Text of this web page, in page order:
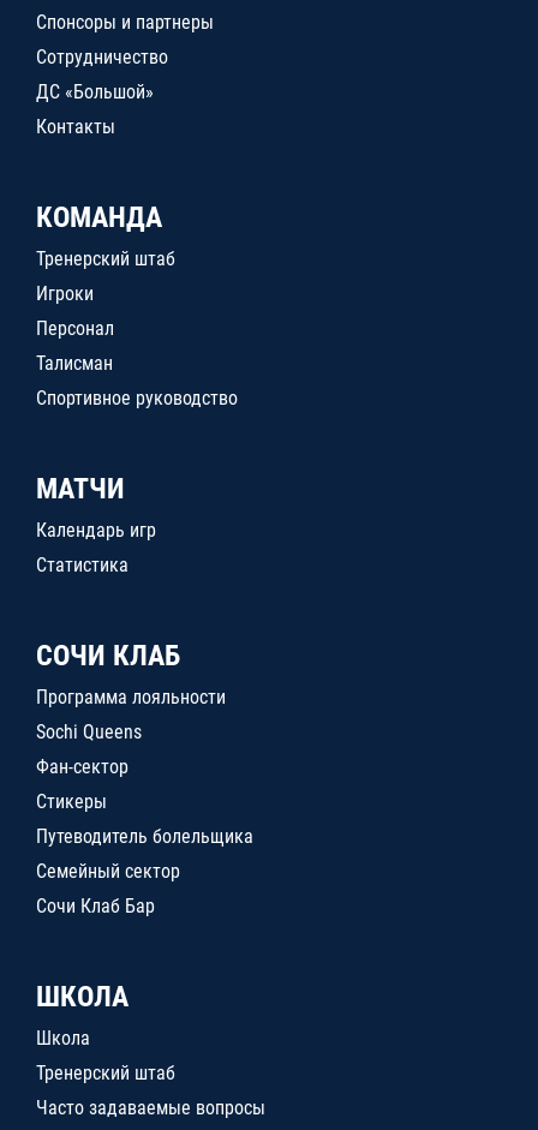
Спонсоры и партнеры
Сотрудничество
ДС «Большой»
Контакты
КОМАНДА
Тренерский штаб
Игроки
Персонал
Талисман
Спортивное руководство
МАТЧИ
Календарь игр
Статистика
СОЧИ КЛАБ
Программа лояльности
Sochi Queens
Фан-сектор
Стикеры
Путеводитель болельщика
Семейный сектор
Сочи Клаб Бар
ШКОЛА
Школа
Тренерский штаб
Часто задаваемые вопросы